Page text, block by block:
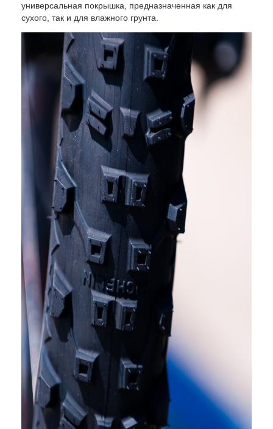
универсальная покрышка, предназначенная как для
сухого, так и для влажного грунта.